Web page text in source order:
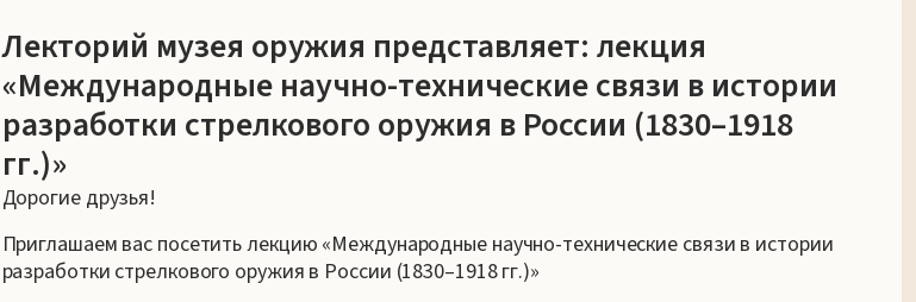
Лекторий музея оружия представляет: лекция
«Международные научно-технические связи в истории
разработки стрелкового оружия в России (1830–1918
гг.)»
Дорогие друзья!
Приглашаем вас посетить лекцию «Международные научно-технические связи в истории
разработки стрелкового оружия в России (1830–1918 гг.)»